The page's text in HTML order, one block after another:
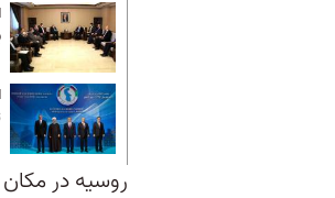
روسیه در